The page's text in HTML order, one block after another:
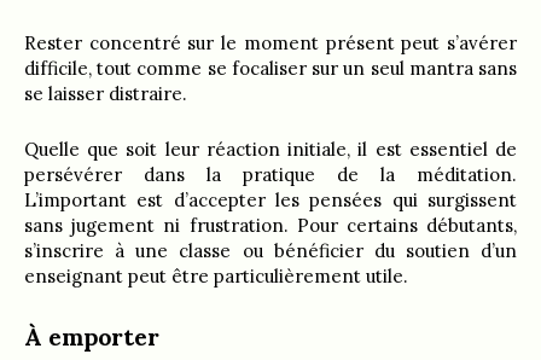
Rester concentré sur le moment présent peut s’avérer
difficile, tout comme se focaliser sur un seul mantra sans
se laisser distraire.
Quelle que soit leur réaction initiale, il est essentiel de
persévérer dans la pratique de la méditation.
L’important est d’accepter les pensées qui surgissent
sans jugement ni frustration. Pour certains débutants,
s’inscrire à une classe ou bénéficier du soutien d’un
enseignant peut être particulièrement utile.
À emporter